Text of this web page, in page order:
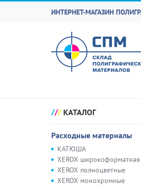
ИНТЕРНЕТ-МАГАЗИН
КАТАЛОГ
Расходные материалы
КАТЮША
XEROX широкоформатная
XEROX полноцветные
XEROX монохромные